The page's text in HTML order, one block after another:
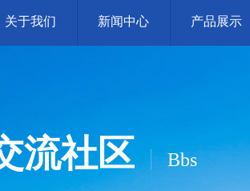
关于我们 新闻中心 产品展示
流社区 Bbs